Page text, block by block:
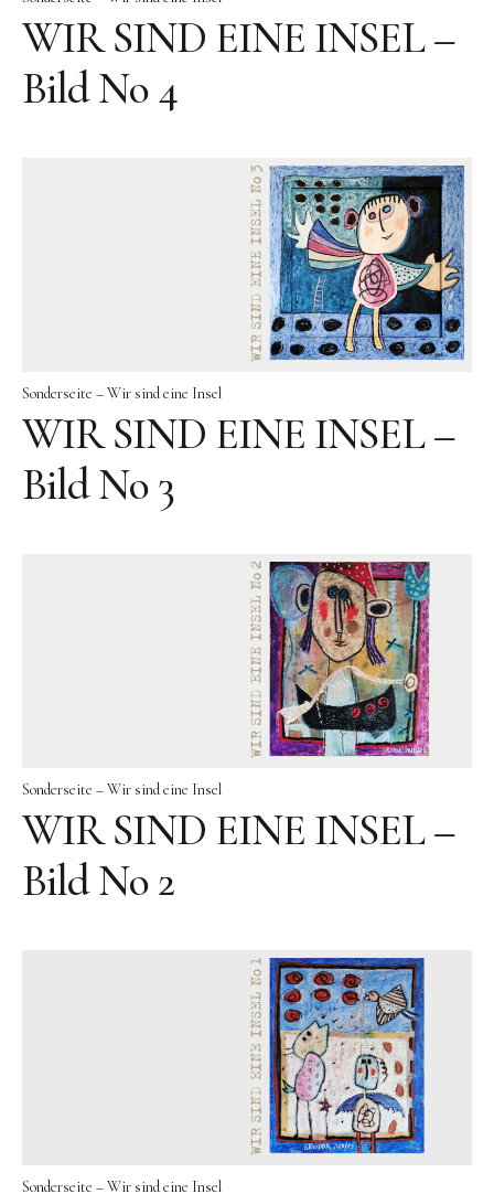
WIR SIND EINE INSEL –
Bild No 4
Sonderseite – Wir sind eine Insel
WIR SIND EINE INSEL –
Bild No 3
Sonderseite – Wir sind eine Insel
WIR SIND EINE INSEL –
Bild No 2
Sonderseite – Wir sind eine Insel